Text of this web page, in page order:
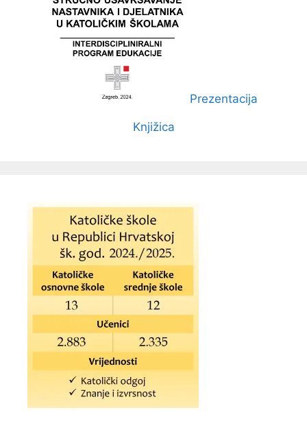
Prezentacija
Knjižica